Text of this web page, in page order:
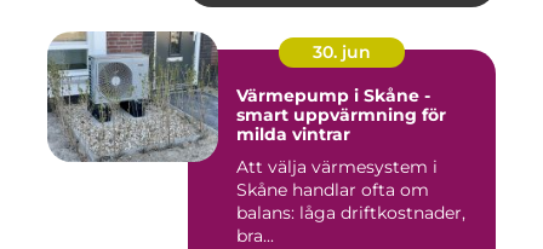
30. jun
Värmepump i Skåne -
smart uppvärmning för
milda vintrar
Att välja värmesystem i
Skåne handlar ofta om
balans: låga driftkostnader,
bra...